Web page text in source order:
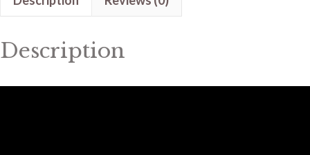
Description